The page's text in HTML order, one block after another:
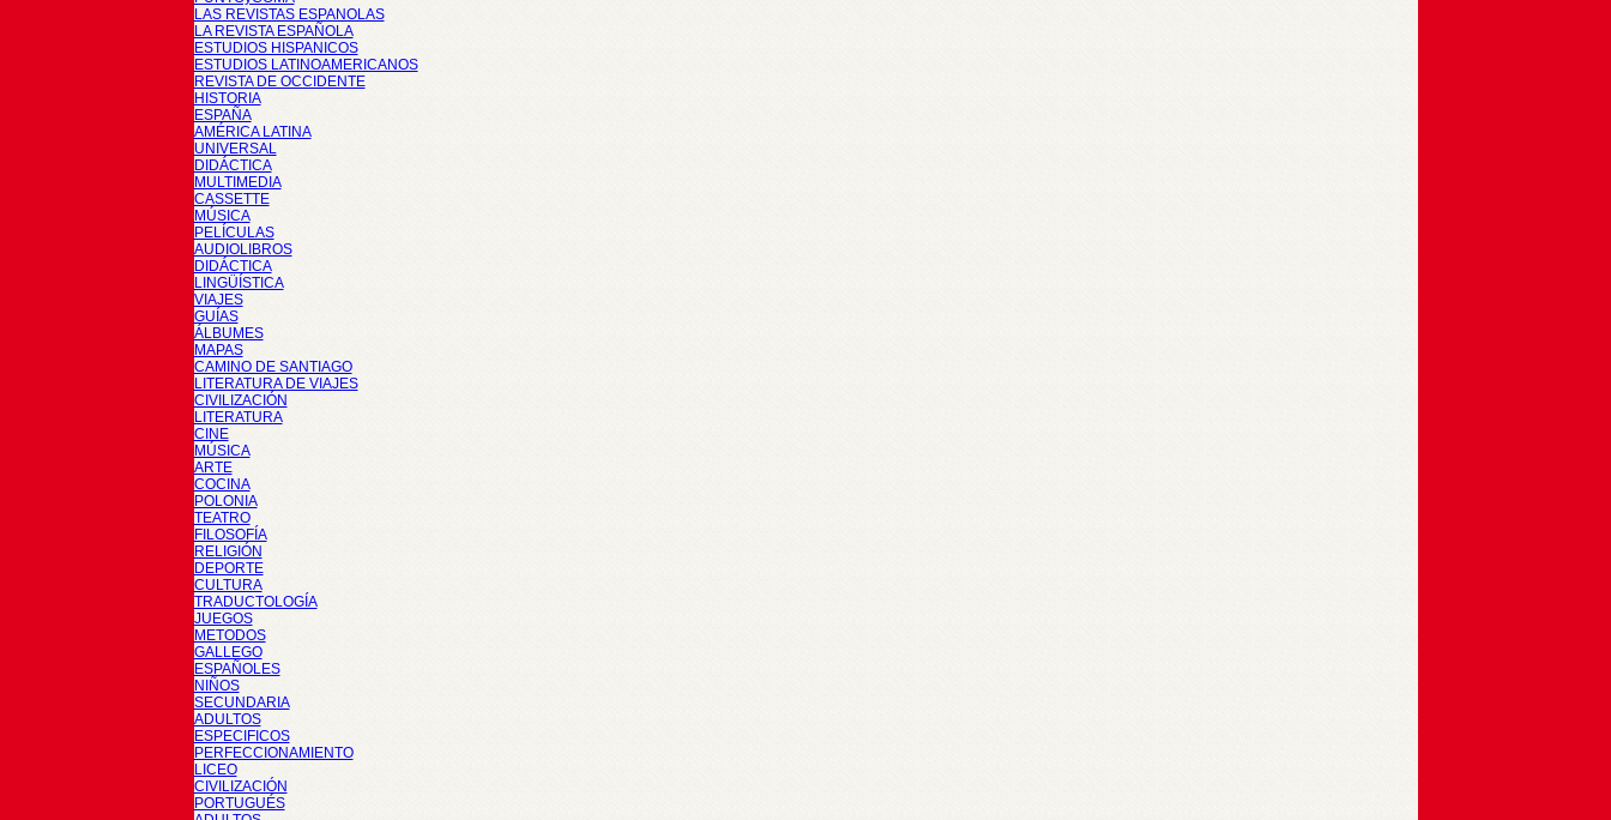
LAS REVISTAS ESPANOLAS
LA REVISTA ESPAÑOLA
ESTUDIOS HISPANICOS
ESTUDIOS LATINOAMERICANOS
REVISTA DE OCCIDENTE
HISTORIA
ESPAÑA
AMÉRICA LATINA
UNIVERSAL
DIDÁCTICA
MULTIMEDIA
CASSETTE
MÚSICA
PELÍCULAS
AUDIOLIBROS
DIDÁCTICA
LINGÜÍSTICA
VIAJES
GUÍAS
ÁLBUMES
MAPAS
CAMINO DE SANTIAGO
LITERATURA DE VIAJES
CIVILIZACIÓN
LITERATURA
CINE
MÚSICA
ARTE
COCINA
POLONIA
TEATRO
FILOSOFÍA
RELIGIÓN
DEPORTE
CULTURA
TRADUCTOLOGÍA
JUEGOS
METODOS
GALLEGO
ESPAÑOLES
NIÑOS
SECUNDARIA
ADULTOS
ESPECIFICOS
PERFECCIONAMIENTO
LICEO
CIVILIZACIÓN
PORTUGUÉS